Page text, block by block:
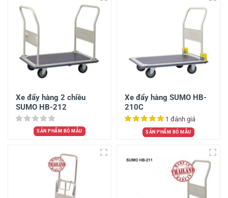
Xe đẩy hàng 2 chiều
SUMO HB-212
SẢN PHẨM BỎ MẪU
Xe đẩy hàng SUMO HB-
210C
1 đánh giá
SẢN PHẨM BỎ MẪU